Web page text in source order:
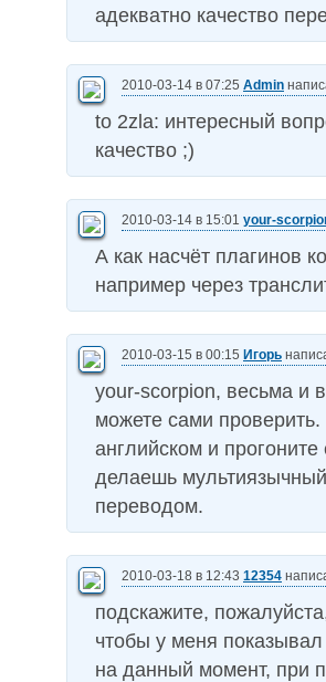
адекватно качество
2010-03-14 в 07:25 Admin
to 2zla: интересный
качество ;)
2010-03-14 в 15:01 your-
А как насчёт плагинов
например через
2010-03-15 в 00:15 Игорь
your-scorpion, весьма и
можете сами
английском и
делаешь
переводом.
2010-03-18 в 12:43 12354
подскажите,
чтобы у меня
на данный момент, при